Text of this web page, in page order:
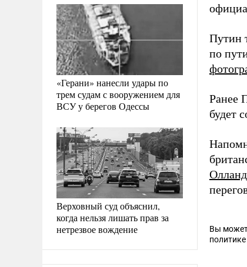
«Герани» нанесли удары по
трем судам с вооружением для
ВСУ у берегов Одессы
Верховный суд объяснил,
когда нельзя лишать прав за
нетрезвое вождение
Путин
по
Ранее
будет
Вы